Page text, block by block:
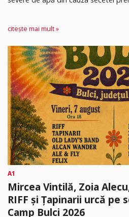
citește mai mult »
A1
Mircea Vintilă, Zoia
RIFF și Țapinarii urcă pe
Camp Bulci 2026